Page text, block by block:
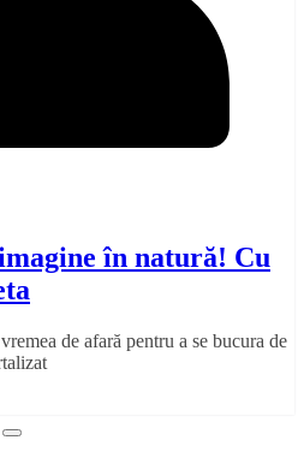
în natură! Cu
de afară pentru a se bucura de